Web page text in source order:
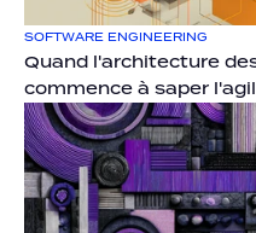
SOFTWARE ENGINEERING
Quand l'architecture
commence à saper